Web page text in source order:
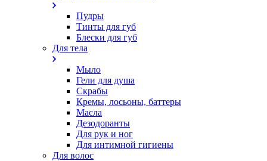
Пудры
Тинты для губ
Блески для губ
Для тела
Мыло
Гели для душа
Скрабы
Кремы, лосьоны, баттеры
Масла
Дезодоранты
Для рук и ног
Для интимной гигиены
Для волос